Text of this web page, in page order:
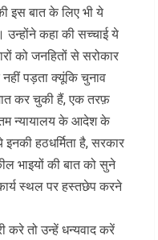
इस बात के लिए भी ये
उन्होंने कहा की सच्चाई ये
को जनहितों से सरोकार
पड़ता क्यूंकि चुनाव
कर चुकी हैं, एक तरफ़
न्यायालय के आदेश के
हठधर्मिता है, सरकार
भाइयों की बात को सुने
स्थल पर हस्तछेप करने
करे तो उन्हें धन्यवाद करें